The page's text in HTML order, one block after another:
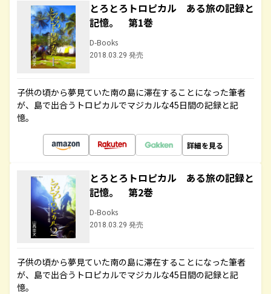
とろとろトロピカル ある旅の記録と
記憶。 第1巻
D-Books
2018.03.29 発売
子供の頃から夢見ていた南の島に滞在することになった筆者
が、島で出合うトロピカルでマジカルな45日間の記録と記
憶。
詳細を見る
とろとろトロピカル ある旅の記録と
記憶。 第2巻
D-Books
2018.03.29 発売
子供の頃から夢見ていた南の島に滞在することになった筆者
が、島で出合うトロピカルでマジカルな45日間の記録と記
憶。